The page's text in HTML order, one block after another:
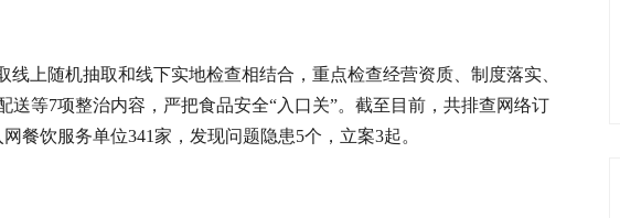
线上随机抽取和线下实地检查相结合，重点检查经营资质、制度落实、
送等7项整治内容，严把食品安全“入口关”。截至目前，共排查网络订
餐饮服务单位341家，发现问题隐患5个，立案3起。